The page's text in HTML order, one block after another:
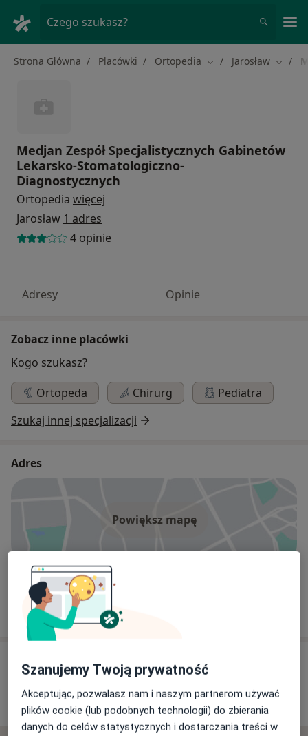
Czego szukasz?
Strona Główna Placówki Ortopedia Zmień miasto
Jarosław Zmień
Medjan Zespół Specjalistycznych Gabinetów
Lekarsko-Stomatologiczno-
Diagnostycznych
Ortopedia więcej
Jarosław 1 adres
4 opinie
Adresy Opinie
Zobacz inne placówki
Kogo szukasz?
Ortopeda
Chirurg
Pediatra
Szukaj innej specjalizacji
Adres
Powiększ mapę
Medjan Zespół Specjalistycznych Gabinetów Lekarsko-
Stomatologiczno-Diagnostycznych
Jana Pawła II 21, 37-500 Jarosław
Opinie o specjalistach (4)
4 opinie
Szanujemy Twoją prywatność
Akceptując, pozwalasz nam i naszym partnerom używać
plików cookie (lub podobnych technologii) do zbierania
danych do celów statystycznych i dostarczania treści w